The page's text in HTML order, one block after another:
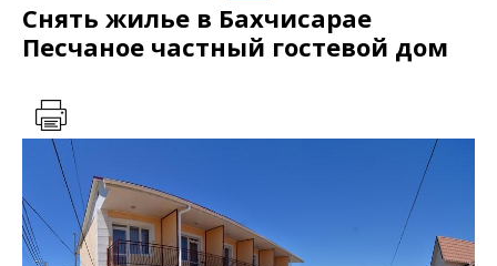
Снять жилье в Бахчисарае
Песчаное частный гостевой дом